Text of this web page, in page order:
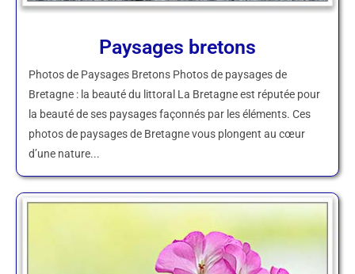
Paysages bretons
Photos de Paysages Bretons Photos de paysages de
Bretagne : la beauté du littoral La Bretagne est réputée pour
la beauté de ses paysages façonnés par les éléments. Ces
photos de paysages de Bretagne vous plongent au cœur
d’une nature...